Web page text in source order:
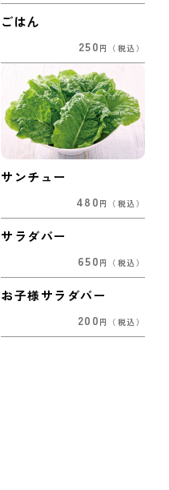
ごはん
250 円 （税込）
サンチュー
480 円 （税込）
サラダバー
650 円 （税込）
お子様サラダバー
200 円 （税込）